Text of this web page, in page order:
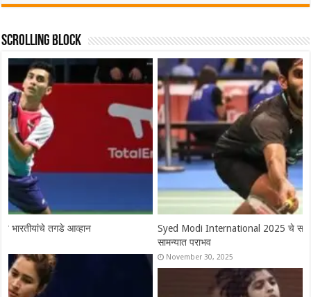
Scrolling Block
Syed Modi International 2025 चे सर्व विजेते, श्रीकांतचा संघर्षपूर्ण अंतिम
November 30, 2025